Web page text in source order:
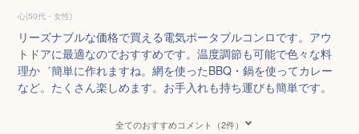
心(50代・女性)
リーズナブルな価格で買える電気ポータブルコンロです。アウ
トドアに最適なのでおすすめです。温度調節も可能で色々な料
理か゛簡単に作れますね。網を使ったBBQ・鍋を使ってカレー
など。たくさん楽しめます。お手入れも持ち運びも簡単です。
全てのおすすめコメント（2件）